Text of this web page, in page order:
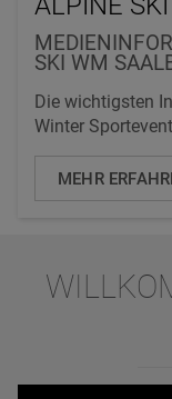
SKI WM
Die wichtigsten
Winter
MEHR